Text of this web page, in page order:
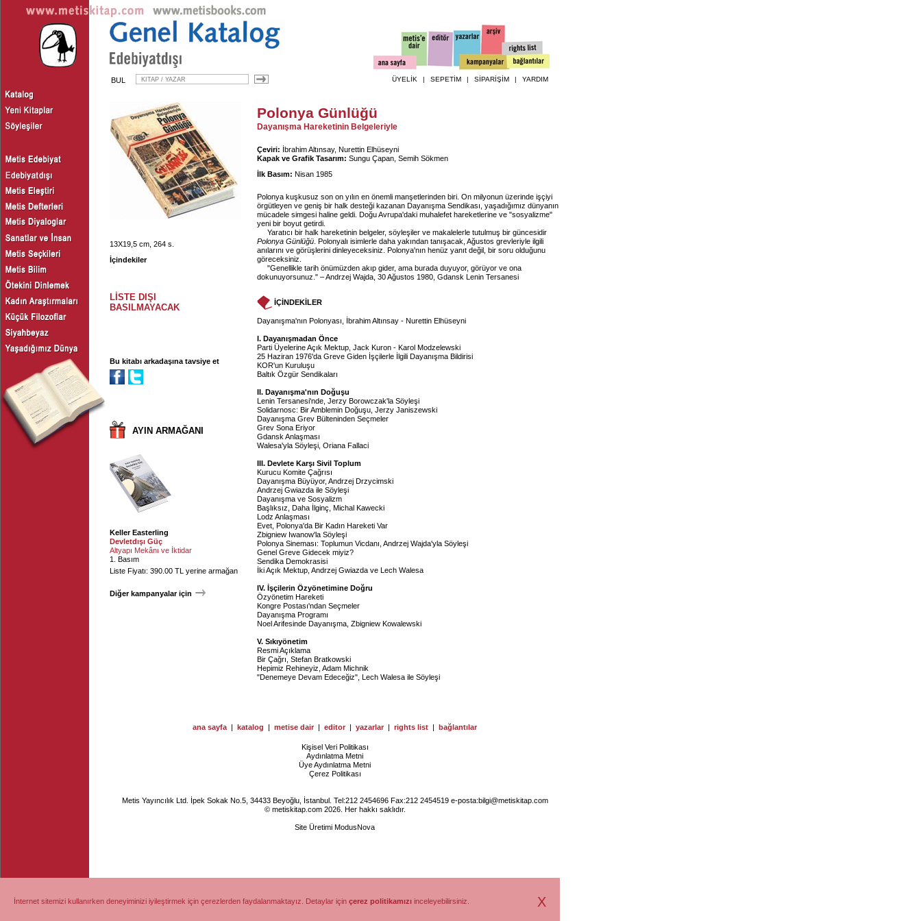
BUL ÜYELİK | SEPETİM | SİPARİŞİM | YARDIM
13X19,5 cm, 264 s.
İçindekiler
LİSTE DIŞI
BASILMAYACAK
Bu kitabı arkadaşına tavsiye et
AYIN ARMAĞANI
Keller Easterling
Devletdışı Güç
Altyapı Mekânı ve İktidar
1. Basım
Liste Fiyatı: 390.00 TL yerine armağan
Diğer kampanyalar için
Polonya Günlüğü
Dayanışma Hareketinin Belgeleriyle
Çeviri: İbrahim Altınsay, Nurettin Elhüseyni
Kapak ve Grafik Tasarım: Sungu Çapan, Semih Sökmen
İlk Basım: Nisan 1985
Polonya kuşkusuz son on yılın en önemli manşetlerinden biri. On milyonun üzerinde işçiyi
örgütleyen ve geniş bir halk desteği kazanan Dayanışma Sendikası, yaşadığımız dünyanın
mücadele simgesi haline geldi. Doğu Avrupa'daki muhalefet hareketlerine ve "sosyalizme"
yeni bir boyut getirdi.
Yaratıcı bir halk hareketinin belgeler, söyleşiler ve makalelerle tutulmuş bir güncesidir
Polonya Günlüğü . Polonyalı isimlerle daha yakından tanışacak, Ağustos grevleriyle ilgili
anılarını ve görüşlerini dinleyeceksiniz. Polonya'nın henüz yanıt değil, bir soru olduğunu
göreceksiniz.
"Genellikle tarih önümüzden akıp gider, ama burada duyuyor, görüyor ve ona
dokunuyorsunuz." – Andrzej Wajda, 30 Ağustos 1980, Gdansk Lenin Tersanesi
İÇİNDEKİLER
Dayanışma'nın Polonyası, İbrahim Altınsay - Nurettin Elhüseyni
I. Dayanışmadan Önce
Parti Üyelerine Açık Mektup, Jack Kuron - Karol Modzelewski
25 Haziran 1976'da Greve Giden İşçilerle İlgili Dayanışma Bildirisi
KOR'un Kuruluşu
Baltık Özgür Sendikaları
II. Dayanışma'nın Doğuşu
Lenin Tersanesi'nde, Jerzy Borowczak'la Söyleşi
Solidarnosc: Bir Amblemin Doğuşu, Jerzy Janiszewski
Dayanışma Grev Bülteninden Seçmeler
Grev Sona Eriyor
Gdansk Anlaşması
Walesa'yla Söyleşi, Oriana Fallaci
III. Devlete Karşı Sivil Toplum
Kurucu Komite Çağrısı
Dayanışma Büyüyor, Andrzej Drzycimski
Andrzej Gwiazda ile Söyleşi
Dayanışma ve Sosyalizm
Başlıksız, Daha İlginç, Michal Kawecki
Lodz Anlaşması
Evet, Polonya'da Bir Kadın Hareketi Var
Zbigniew Iwanow'la Söyleşi
Polonya Sineması: Toplumun Vicdanı, Andrzej Wajda'yla Söyleşi
Genel Greve Gidecek miyiz?
Sendika Demokrasisi
İki Açık Mektup, Andrzej Gwiazda ve Lech Walesa
IV. İşçilerin Özyönetimine Doğru
Özyönetim Hareketi
Kongre Postası'ndan Seçmeler
Dayanışma Programı
Noel Arifesinde Dayanışma, Zbigniew Kowalewski
V. Sıkıyönetim
Resmi Açıklama
Bir Çağrı, Stefan Bratkowski
Hepimiz Rehineyiz, Adam Michnik
"Denemeye Devam Edeceğiz", Lech Walesa ile Söyleşi
ana sayfa | katalog | metise dair | editor | yazarlar | rights list | bağlantılar
Kişisel Veri Politikası
Aydınlatma Metni
Üye Aydınlatma Metni
Çerez Politikası
Metis Yayıncılık Ltd. İpek Sokak No.5, 34433 Beyoğlu, İstanbul. Tel:212 2454696 Fax:212 2454519 e-posta:bilgi@metiskitap.com
© metiskitap.com 2026. Her hakkı saklıdır.
Site Üretimi ModusNova
İnternet sitemizi kullanırken deneyiminizi iyileştirmek için çerezlerden faydalanmaktayız. Detaylar için çerez politikamızı inceleyebilirsiniz. X